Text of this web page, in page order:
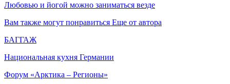
Любовью и йогой можно заниматься везде
Вам также могут понравиться Еще от автора
БАГГАЖ
Национальная кухня Германии
Форум «Арктика – Регионы»